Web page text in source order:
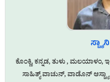
ಕೊಂಕ್ಣಿ, ಕನ್ನಡ, ತುಳು , ಮಲಯಾಳಂ,
ಸಾಹಿತ್ಯ್ ವಾಚುನ್, ವಾಡೊನ್